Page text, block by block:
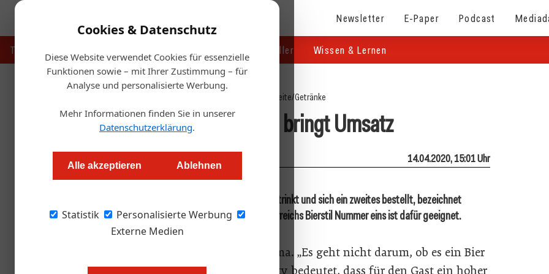
Cookies & Datenschutz
Diese Website verwendet Cookies für essenzielle
Funktionen sowie – mit Ihrer Zustimmung – für
Analyse und personalisierte Werbung.
Mehr Informationen finden Sie in unserer
Datenschutzerklärung.
Alle akzeptieren Ablehnen
Statistik
Personalisierte Werbung
Externe Medien
Newsletter E-Paper Podcast
Touristik Handel & Hersteller Wissen & Lernen
Startseite/Getränke
Trinkfreude bringt Umsatz
Alexander Grübling 14.04.2020, 15:01 Uhr
Die Entscheidung, ob ein Gast ein Glas Bier austrinkt und sich ein zweites bestellt, bezeichnet
man als „Drinkability“. Und nein, nicht nur Österreichs Bierstil Nummer eins ist dafür geeignet.
Drinkability ist ein komplexes Thema. „Es geht nicht darum, ob es ein Bier
ist, das du gerne trinkst. Drinkability bedeutet, dass für den Gast ein hoher